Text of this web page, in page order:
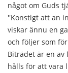
något om Guds
''Konstigt att an
viskar ännu en
och följer som
Biträdet är en av
hålls för att vara